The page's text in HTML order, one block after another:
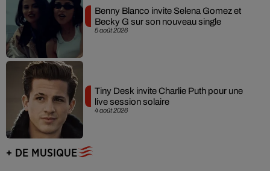
5 août 2026
Benny Blanco invite Selena Gomez et
Becky G sur son nouveau single
4 août 2026
Tiny Desk invite Charlie Puth pour une
live session solaire
+ DE MUSIQUE